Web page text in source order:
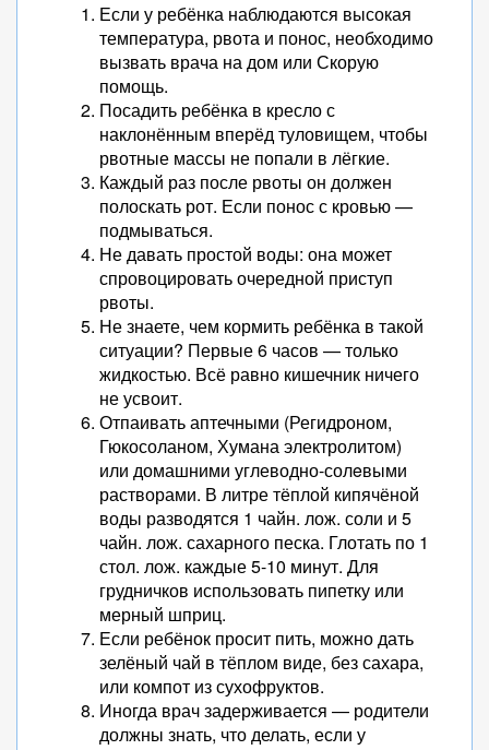
Если у ребёнка наблюдаются высокая
температура, рвота и понос, необходимо
вызвать врача на дом или Скорую
помощь.
Посадить ребёнка в кресло с
наклонённым вперёд туловищем, чтобы
рвотные массы не попали в лёгкие.
Каждый раз после рвоты он должен
полоскать рот. Если понос с кровью —
подмываться.
Не давать простой воды: она может
спровоцировать очередной приступ
рвоты.
Не знаете, чем кормить ребёнка в такой
ситуации? Первые 6 часов — только
жидкостью. Всё равно кишечник ничего
не усвоит.
Отпаивать аптечными (Регидроном,
Гюкосоланом, Хумана электролитом)
или домашними углеводно-солeвыми
растворами. В литре тёплой кипячёной
воды разводятся 1 чайн. лож. соли и 5
чайн. лож. сахарного песка. Глотать по 1
стол. лож. каждые 5-10 минут. Для
грудничков использовать пипетку или
мерный шприц.
Если ребёнок просит пить, можно дать
зелёный чай в тёплом виде, без сахара,
или компот из сухофруктов.
Иногда врач задерживается — родители
должны знать, что делать, если у